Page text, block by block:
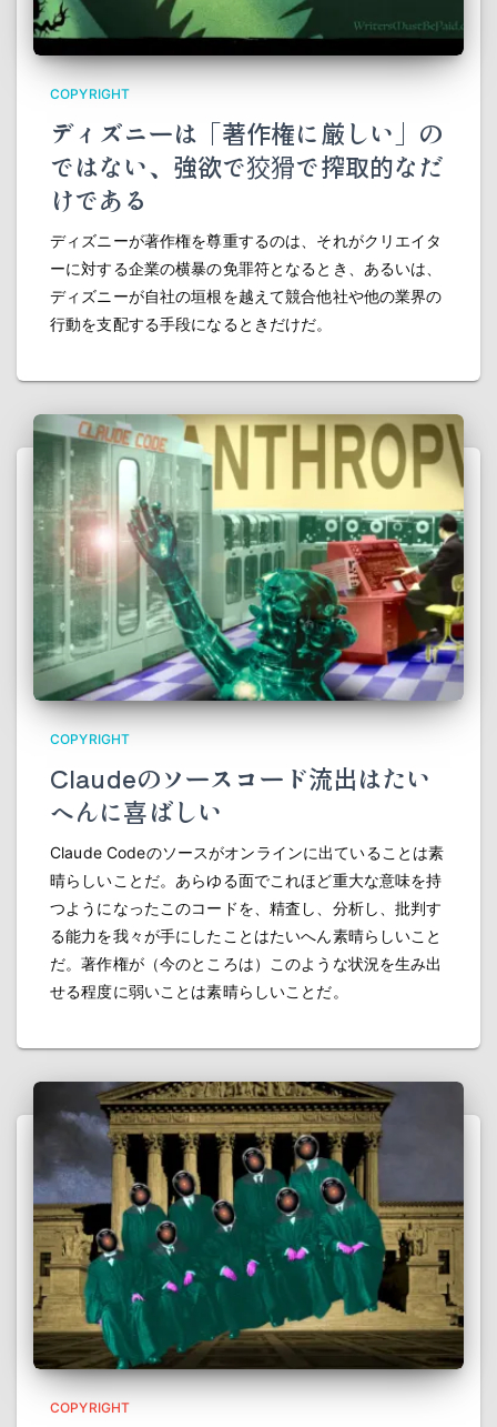
COPYRIGHT
ディズニーは「著作権に厳しい」の
ではない、強欲で狡猾で搾取的なだ
けである
ディズニーが著作権を尊重するのは、それがクリエイタ
ーに対する企業の横暴の免罪符となるとき、あるいは、
ディズニーが自社の垣根を越えて競合他社や他の業界の
行動を支配する手段になるときだけだ。
COPYRIGHT
Claudeのソースコード流出はたい
へんに喜ばしい
Claude Codeのソースがオンラインに出ていることは素
晴らしいことだ。あらゆる面でこれほど重大な意味を持
つようになったこのコードを、精査し、分析し、批判す
る能力を我々が手にしたことはたいへん素晴らしいこと
だ。著作権が（今のところは）このような状況を生み出
せる程度に弱いことは素晴らしいことだ。
COPYRIGHT